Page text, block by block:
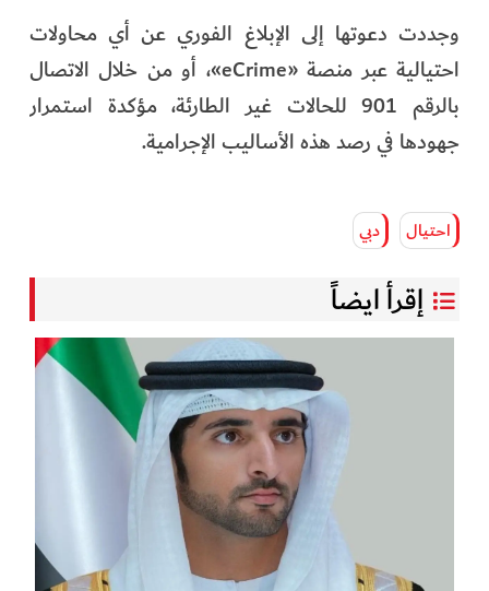
وجددت دعوتها إلى الإبلاغ الفوري عن أي محاولات
احتيالية عبر منصة «eCrime»، أو من خلال الاتصال
بالرقم 901 للحالات غير الطارئة، مؤكدة استمرار
جهودها في رصد هذه الأساليب الإجرامية.
احتيال دبي
إقرأ ايضاً